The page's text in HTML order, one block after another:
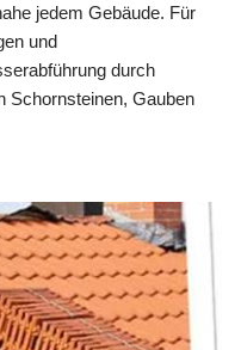
jedem Gebäude. Für
und
durch
Schornsteinen, Gauben